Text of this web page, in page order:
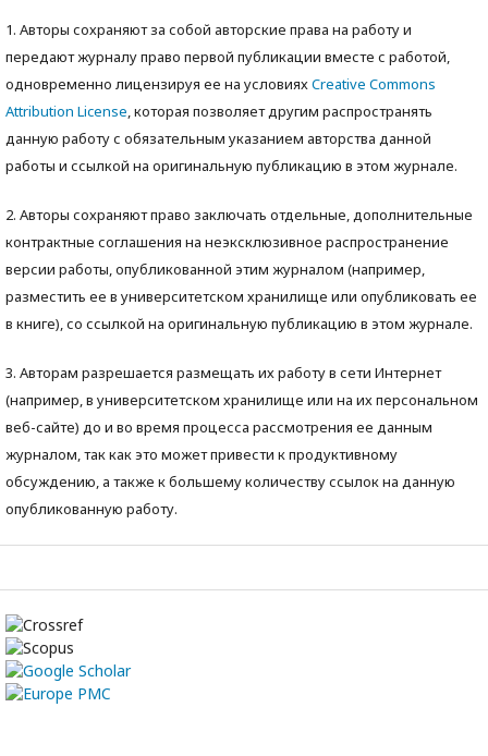
1. Авторы сохраняют за собой авторские права на работу и
передают журналу право первой публикации вместе с работой,
одновременно лицензируя ее на условияхCreative Commons
Attribution License, которая позволяет другим распространять
данную работу с обязательным указанием авторства данной
работы и ссылкой на оригинальную публикацию в этом журнале.
2. Авторы сохраняют право заключать отдельные, дополнительные
контрактные соглашения на неэксклюзивное распространение
версии работы, опубликованной этим журналом (например,
разместить ее в университетском хранилище или опубликовать ее
в книге), со ссылкой на оригинальную публикацию в этом журнале.
3. Авторам разрешается размещать их работу в сети Интернет
(например, в университетском хранилище или на их персональном
веб-сайте) до и во время процесса рассмотрения ее данным
журналом, так как это может привести к продуктивному
обсуждению, а также к большему количеству ссылок на данную
опубликованную работу.